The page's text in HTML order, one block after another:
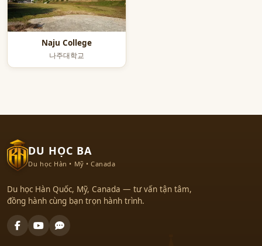
Naju College
나주대학교
DU HỌC BA
Du học Hàn • Mỹ • Canada
Du học Hàn Quốc, Mỹ, Canada — tư vấn tận tâm,
đồng hành cùng bạn trọn hành trình.